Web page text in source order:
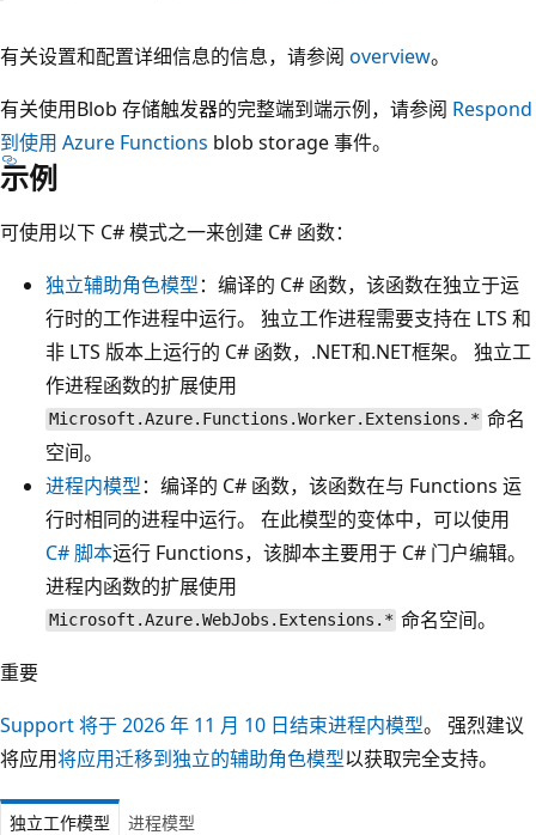
有关设置和配置详细信息的信息，请参阅 overview。
有关使用Blob 存储触发器的完整端到端示例，请参阅 Respond
到使用 Azure Functions blob storage 事件。
示例
可使用以下 C# 模式之一来创建 C# 函数：
独立辅助角色模型：编译的 C# 函数，该函数在独立于运
行时的工作进程中运行。 独立工作进程需要支持在 LTS 和
非 LTS 版本上运行的 C# 函数，.NET和.NET框架。 独立工
作进程函数的扩展使用
Microsoft.Azure.Functions.Worker.Extensions.* 命名
空间。
进程内模型：编译的 C# 函数，该函数在与 Functions 运
行时相同的进程中运行。 在此模型的变体中，可以使用
C# 脚本运行 Functions，该脚本主要用于 C# 门户编辑。
进程内函数的扩展使用
Microsoft.Azure.WebJobs.Extensions.* 命名空间。
重要
Support 将于 2026 年 11 月 10 日结束进程内模型。 强烈建议
将应用将应用迁移到独立的辅助角色模型以获取完全支持。
独立工作模型 进程模型